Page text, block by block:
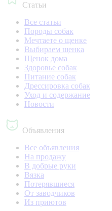
Статьи
Все статьи
Породы собак
Мечтаете о щенке
Выбираем щенка
Щенок дома
Здоровье собак
Питание собак
Дрессировка собак
Уход и содержание
Новости
Объявления
Все объявления
На продажу
В добрые руки
Вязка
Потерявшиеся
От заводчиков
Из приютов